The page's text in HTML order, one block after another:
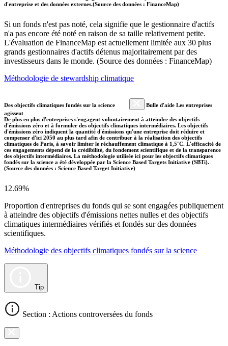
d'entreprise et des données externes.(Source des données : FinanceMap)
Si un fonds n'est pas noté, cela signifie que le gestionnaire d'actifs
n'a pas encore été noté en raison de sa taille relativement petite.
L'évaluation de FinanceMap est actuellement limitée aux 30 plus
grands gestionnaires d'actifs détenus majoritairement par des
investisseurs dans le monde. (Source des données : FinanceMap)
Méthodologie de stewardship climatique
Des objectifs climatiques fondés sur la science
Bulle d'aide Les entreprises
agissent
De plus en plus d'entreprises s'engagent volontairement à atteindre des objectifs
d'émissions zéro et à formuler des objectifs climatiques intermédiaires. Les objectifs
d'émissions zéro indiquent la quantité d'émissions qu'une entreprise doit réduire et
compenser d'ici 2050 au plus tard afin de contribuer à la réalisation des objectifs
climatiques de Paris, à savoir limiter le réchauffement climatique à 1,5°C. L'efficacité de
ces engagements dépend de la crédibilité, du fondement scientifique et de la transparence
des objectifs intermédiaires. La méthodologie utilisée ici pour les objectifs climatiques
fondés sur la science a été développée par la Science Based Targets Initiative (SBTi).
(Source des données : Science Based Target Initiative)
12.69%
Proportion d'entreprises du fonds qui se sont engagées publiquement
à atteindre des objectifs d'émissions nettes nulles et des objectifs
climatiques intermédiaires vérifiés et fondés sur des données
scientifiques.
Méthodologie des objectifs climatiques fondés sur la science
Tip
Section : Actions controversées du fonds